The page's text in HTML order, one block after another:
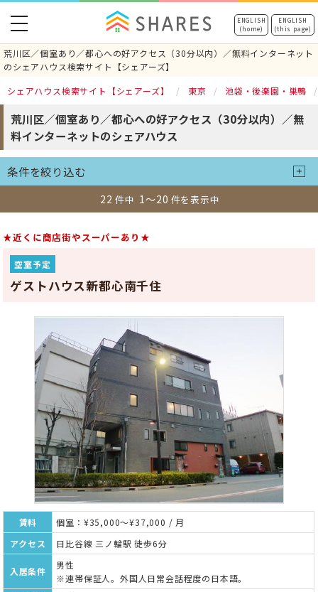
ENGLISH
(home)
ENGLISH
(this page)
荒川区／個室あり／都心への好アクセス（30分以内）／無料インターネット
のシェアハウス検索サイト【シェアーズ】
toggle
navigation
シェアハウス検索サイト【シェアーズ】 東京 池袋・後楽園・巣鴨
荒川区／個室あり／都心への好アクセス（30分以内）／無
料インターネットのシェアハウス
条件を絞り込む
22 件中 1～20 件を表示中
★近くに商店街やスーパーあり★
空室予定
ゲストハウス新都心南千住
賃料
個室：¥35,000～¥37,000 / 月
アクセス
日比谷線 三ノ輪駅 徒歩6分
入居条件
男性
※連帯保証人。外国人日常会話程度の日本語。